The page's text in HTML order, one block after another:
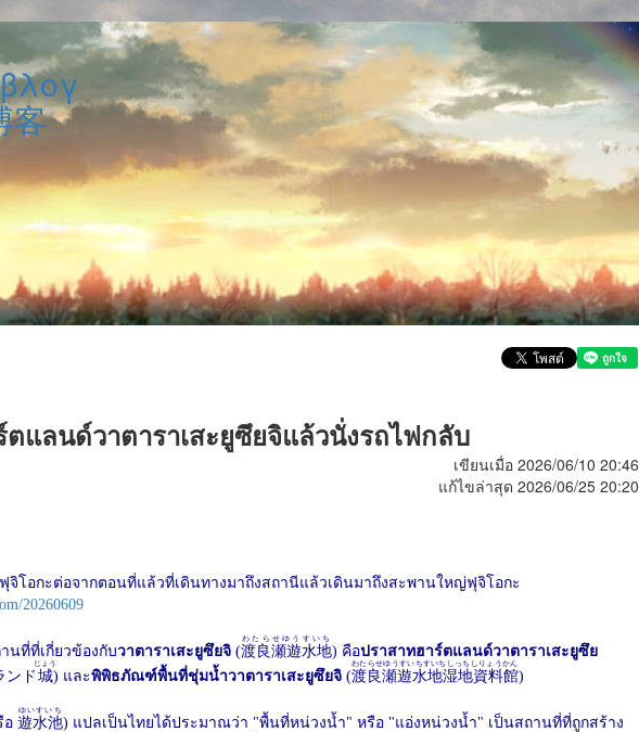
客
แลนด์วาตาราเสะยูซึยจิแล้วนั่งรถไฟกลับ
เขียนเมื่อ 2026/06/10 20:46
แก้ไขล่าสุด 2026/06/25 20:20
จิโอกะต่อจากตอนที่แล้วที่เดินทางมาถึงสถานีแล้วเดินมาถึงสะพานใหญ่ฟุจิโอกะ
20260609
นที่ที่เกี่ยวข้องกับวาตาราเสะยูซึยจิ (渡良瀬遊水地
わたらせゆうすいち
) คือปราสาทฮาร์ตแลนด์วาตาราเสะยูซึย
ンド城
じょう
) และพิพิธภัณฑ์พื้นที่ชุ่มน้ำวาตาราเสะยูซึยจิ (渡良瀬遊水地湿地資料館
わたらせゆうすいちすいちしっちしりょうかん
)
อ 遊水池
ゆいすいち
) แปลเป็นไทยได้ประมาณว่า "พื้นที่หน่วงน้ำ" หรือ "แอ่งหน่วงน้ำ" เป็นสถานที่ที่ถูกสร้าง